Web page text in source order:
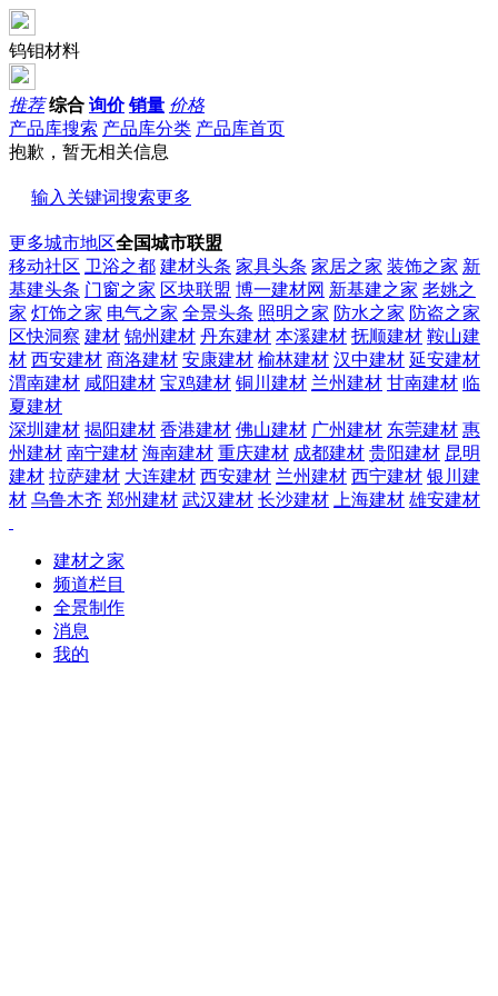
钨钼材料
推荐 综合 询价 销量 价格
产品库搜索 产品库分类 产品库首页
抱歉，暂无相关信息
输入关键词搜索更多
更多城市地区全国城市联盟
移动社区 卫浴之都 建材头条 家具头条 家居之家 装饰之家 新
基建头条 门窗之家 区块联盟 博一建材网 新基建之家 老姚之
家 灯饰之家 电气之家 全景头条 照明之家 防水之家 防盗之家
区快洞察 建材 锦州建材 丹东建材 本溪建材 抚顺建材 鞍山建
材 西安建材 商洛建材 安康建材 榆林建材 汉中建材 延安建材
渭南建材 咸阳建材 宝鸡建材 铜川建材 兰州建材 甘南建材 临
夏建材
深圳建材 揭阳建材 香港建材 佛山建材 广州建材 东莞建材 惠
州建材 南宁建材 海南建材 重庆建材 成都建材 贵阳建材 昆明
建材 拉萨建材 大连建材 西安建材 兰州建材 西宁建材 银川建
材 乌鲁木齐 郑州建材 武汉建材 长沙建材 上海建材 雄安建材
建材之家
频道栏目
全景制作
消息
我的